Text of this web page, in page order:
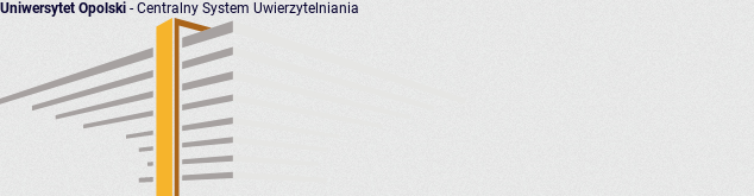
Uniwersytet Opolski - Centralny System Uwierzytelniania